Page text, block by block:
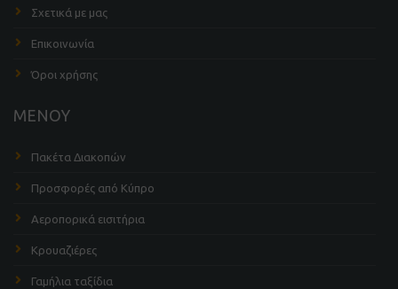
Σχετικά με μας
Επικοινωνία
Όροι χρήσης
ΜΕΝΟΥ
Πακέτα Διακοπών
Προσφορές από Κύπρο
Αεροπορικά εισιτήρια
Κρουαζιέρες
Γαμήλια ταξίδια